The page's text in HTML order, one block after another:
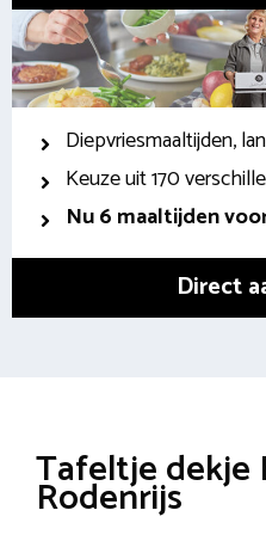
Diepvriesmaaltijden,
Keuze uit 170
Nu 6 maaltijden
Direct
Tafeltje dekje
Rodenrijs